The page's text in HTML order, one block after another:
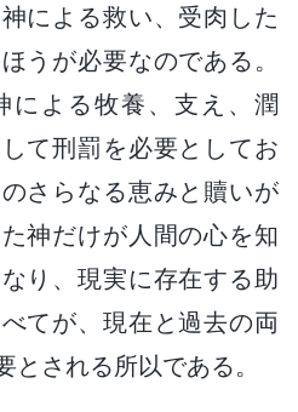
による救い、受肉した
うが必要なのである。
による牧養、支え、潤
て刑罰を必要としてお
さらなる恵みと贖いが
神だけが人間の心を知
り、現実に存在する助
てが、現在と過去の両
される所以である。